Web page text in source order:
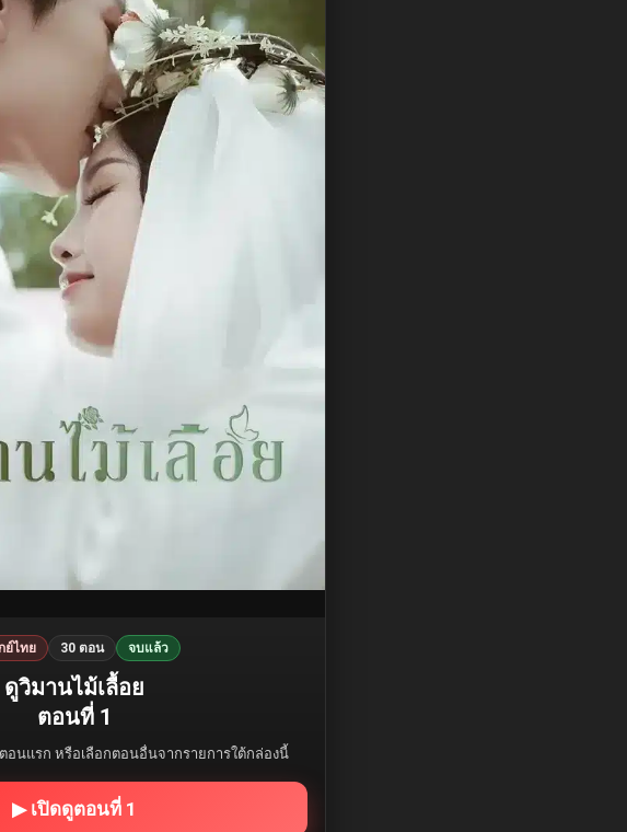
ย์ไทย 30 ตอน จบแล้ว
ดูวิมานไม้เลื้อย
ตอนที่ 1
อนแรก หรือเลือกตอนอื่นจากรายการใต้กล่องนี้
▶ เปิดดูตอนที่ 1